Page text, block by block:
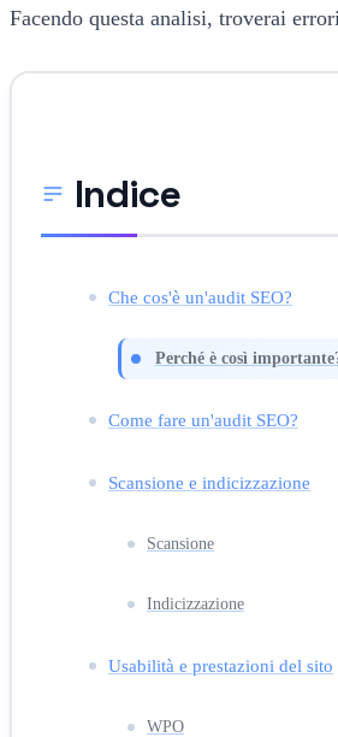
Facendo questa analisi, troverai
Indice
Che cos'è un'audit SEO?
Perché è così
Come fare un'audit SEO?
Scansione e indicizzazione
Scansione
Indicizzazione
Usabilità e prestazioni del sito
WPO